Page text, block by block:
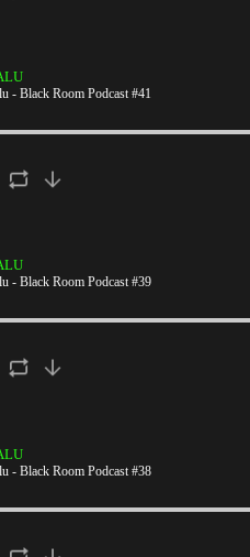
- Black Room Podcast #41
- Black Room Podcast #39
- Black Room Podcast #38